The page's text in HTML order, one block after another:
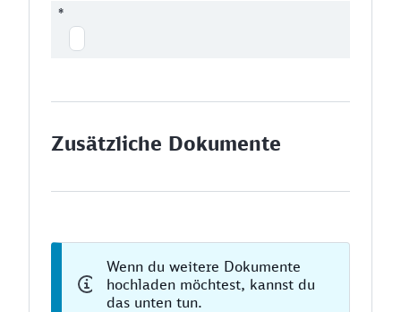
*
Zusätzliche Dokumente
Wenn du weitere Dokumente
hochladen möchtest, kannst du
das unten tun.